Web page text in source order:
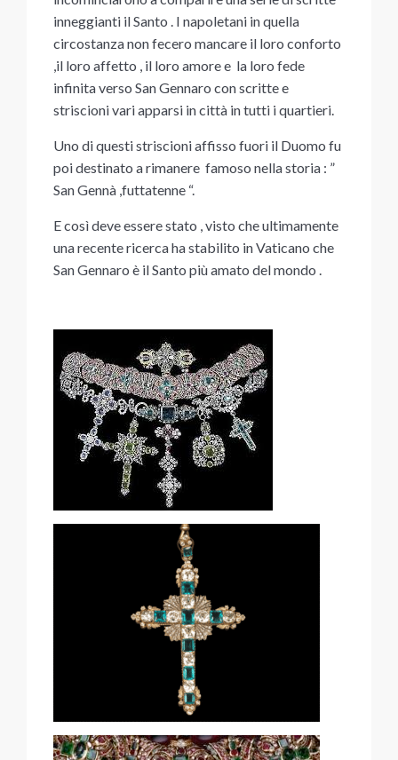
inneggianti il Santo . I napoletani in quella
circostanza non fecero mancare il loro conforto
,il loro affetto , il loro amore e la loro fede
infinita verso San Gennaro con scritte e
striscioni vari apparsi in città in tutti i quartieri.
Uno di questi striscioni affisso fuori il Duomo fu
poi destinato a rimanere famoso nella storia : ”
San Gennà ,futtatenne “.
E così deve essere stato , visto che ultimamente
una recente ricerca ha stabilito in Vaticano che
San Gennaro è il Santo più amato del mondo .